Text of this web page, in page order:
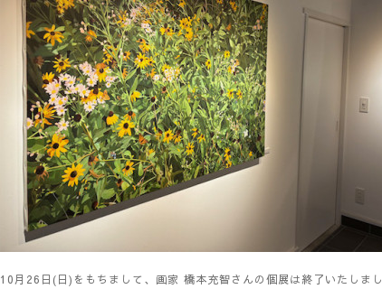
10月26日(日)をもちまして、画家 橋本充智さんの個展は終了いたしま